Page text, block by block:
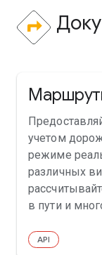
учетом
режиме
различных
в пути и
API